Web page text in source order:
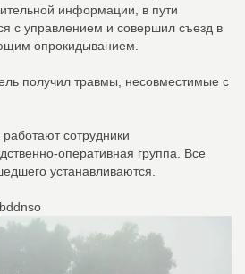
информации, в пути
с управлением и совершил съезд в
опрокидыванием.
получил травмы, несовместимые с
сотрудники
оперативная группа. Все
устанавливаются.